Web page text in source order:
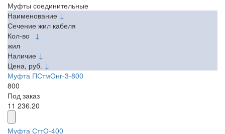
Муфты соединительные
Наименование ↓
Сечение жил кабеля
Кол-во
жил
↓
Наличие ↓
Цена, руб. ↓
Муфта ПСтмОнг-3-800
800
Под заказ
11 236.20
Муфта СттО-400